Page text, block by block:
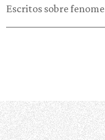
Escritos sobre